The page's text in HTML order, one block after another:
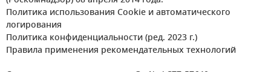
Политика использования Cookie и автоматического
логирования
Политика конфиденциальности (ред. 2023 г.)
Правила применения рекомендательных технологий